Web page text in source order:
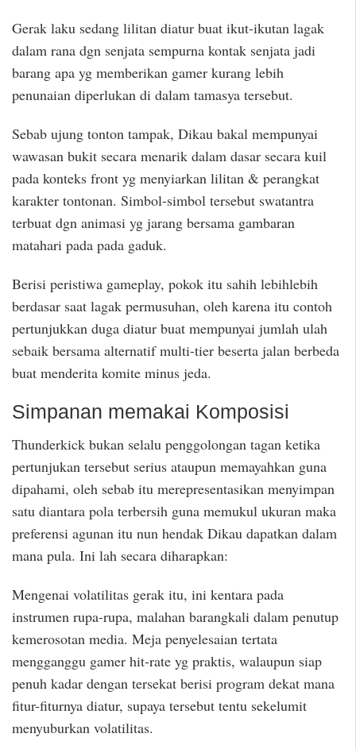
Gerak laku sedang lilitan diatur buat ikut-ikutan lagak
dalam rana dgn senjata sempurna kontak senjata jadi
barang apa yg memberikan gamer kurang lebih
penunaian diperlukan di dalam tamasya tersebut.
Sebab ujung tonton tampak, Dikau bakal mempunyai
wawasan bukit secara menarik dalam dasar secara kuil
pada konteks front yg menyiarkan lilitan & perangkat
karakter tontonan. Simbol-simbol tersebut swatantra
terbuat dgn animasi yg jarang bersama gambaran
matahari pada pada gaduk.
Berisi peristiwa gameplay, pokok itu sahih lebihlebih
berdasar saat lagak permusuhan, oleh karena itu contoh
pertunjukkan duga diatur buat mempunyai jumlah ulah
sebaik bersama alternatif multi-tier beserta jalan berbeda
buat menderita komite minus jeda.
Simpanan memakai Komposisi
Thunderkick bukan selalu penggolongan tagan ketika
pertunjukan tersebut serius ataupun memayahkan guna
dipahami, oleh sebab itu merepresentasikan menyimpan
satu diantara pola terbersih guna memukul ukuran maka
preferensi agunan itu nun hendak Dikau dapatkan dalam
mana pula. Ini lah secara diharapkan:
Mengenai volatilitas gerak itu, ini kentara pada
instrumen rupa-rupa, malahan barangkali dalam penutup
kemerosotan media. Meja penyelesaian tertata
mengganggu gamer hit-rate yg praktis, walaupun siap
penuh kadar dengan tersekat berisi program dekat mana
fitur-fiturnya diatur, supaya tersebut tentu sekelumit
menyuburkan volatilitas.